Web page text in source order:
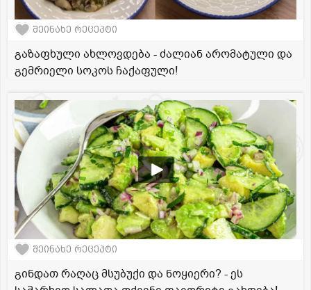
შეინახე რეცეპტი
გაზაფხული ახლოვდება - ძალიან არომატული და
გემრიელი სოკოს ჩაქაფული!
შეინახე რეცეპტი
გინდათ რაღაც მსუბუქი და ნოყიერი? - ეს